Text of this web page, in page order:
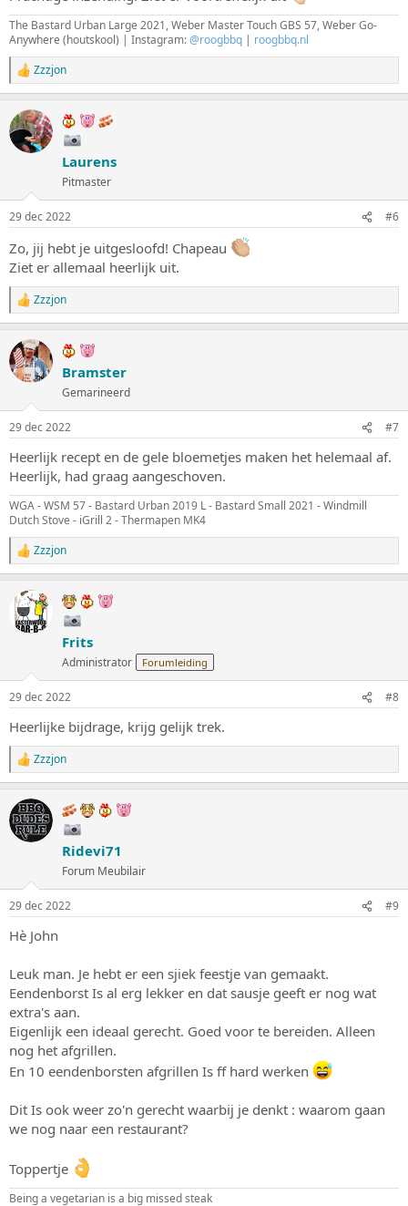
:
The Bastard Urban Large 2021, Weber Master Touch GBS 57, Weber Go-
Anywhere (houtskool) | Instagram:@roogbbq | roogbbq.nl
W
a
r
d
e
e
:
Zzzjon
Laurens
Pitmaster
29 dec 2022 #6
Zo, jij hebt je uitgesloofd! Chapeau
Ziet er allemaal heerlijk uit.
W
a
r
d
e
i
n
g
e
n
:
Zzzjon
Bramster
Gemarineerd
29 dec 2022 #7
Heerlijk recept en de gele bloemetjes maken het helemaal af.
Heerlijk, had graag aangeschoven.
WGA - WSM 57 - Bastard Urban 2019 L - Bastard Small 2021 - Windmill
Dutch Stove - iGrill 2 - Thermapen MK4
W
a
r
d
e
e
:
Zzzjon
Frits
Administrator Forumleiding
29 dec 2022 #8
Heerlijke bijdrage, krijg gelijk trek.
W
a
r
d
e
e
:
Zzzjon
Ridevi71
Forum Meubilair
29 dec 2022 #9
Hè John
Leuk man. Je hebt er een sjiek feestje van gemaakt.
Eendenborst Is al erg lekker en dat sausje geeft er nog wat
extra's aan.
Eigenlijk een ideaal gerecht. Goed voor te bereiden. Alleen
nog het afgrillen.
En 10 eendenborsten afgrillen Is ff hard werken
Dit Is ook weer zo'n gerecht waarbij je denkt : waarom gaan
we nog naar een restaurant?
Toppertje
Being a vegetarian is a big missed steak